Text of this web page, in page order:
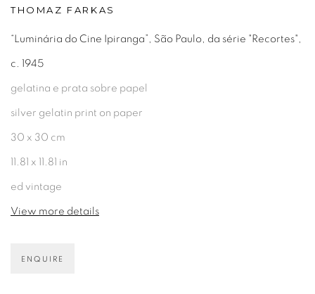
THOMAZ FARKAS
“Luminária do Cine Ipiranga”, São Paulo, da série "Recortes",
c. 1945
gelatina e prata sobre papel
silver gelatin print on paper
30 x 30 cm
11.81 x 11.81 in
ed vintage
View more details
ENQUIRE